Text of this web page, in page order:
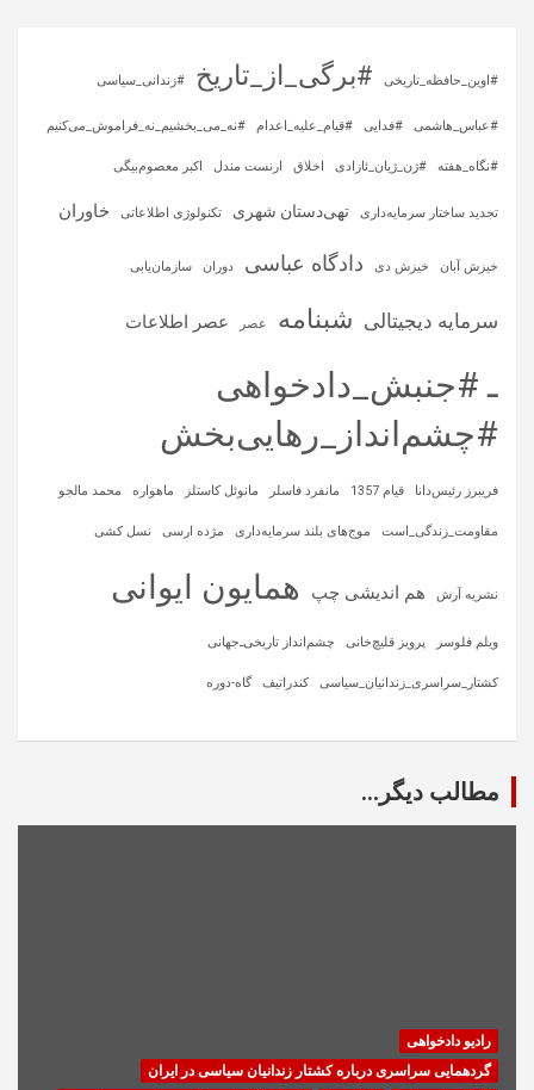
#اوین_حافظه_تاریخی #برگی_از_تاریخ #زندانی_سیاسی
#عباس_هاشمی #فدایی #قیام_علیه_اعدام #نه_می_بخشیم_نه_فراموش_می‌کنیم
#نگاه_هفته #ژن_ژیان_ئازادی اخلاق ارنست مندل اکبر معصوم‌بیگی
تجدید ساختار سرمایه‌داری تهی‌دستان شهری تکنولوژی اطلاعاتی خاوران
خیزش آبان خیزش دی دادگاه عباسی دوران سازمان‌یابی
سرمایه‌ دیجیتالی شبنامه عصر عصر اطلاعات
ـ #جنبش_دادخواهی
#چشم‌انداز_رهایی‌بخش
فریبرز رئیس‌دانا قیام 1357 مانفرد فاسلر مانوئل کاستلز ماهواره‌ محمد مالجو
مقاومت_زندگی_است موج‌های بلند سرمایه‌داری مژده ارسی نسل کشی
نشریه آرش هم اندیشی چپ همایون ایوانی
ویلم فلوسر پرویز قلیچ‌خانی چشم‌انداز تاریخی‌ـ‌جهانی
کشتار_سراسری_زندانیان_سیاسی کندراتیف گاه-دوره
مطالب دیگر...
رادیو دادخواهی
گردهمایی سراسری درباره کشتار زندانیان سیاسی در ایران